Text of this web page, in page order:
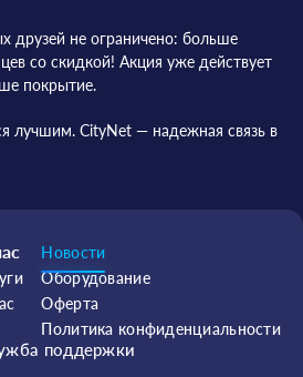
друзей не ограничено: больше
со скидкой! Акция уже действует
покрытие.
лучшим. CityNet — надежная связь в
Новости
Оборудование
Оферта
Политика конфиденциальности
поддержки